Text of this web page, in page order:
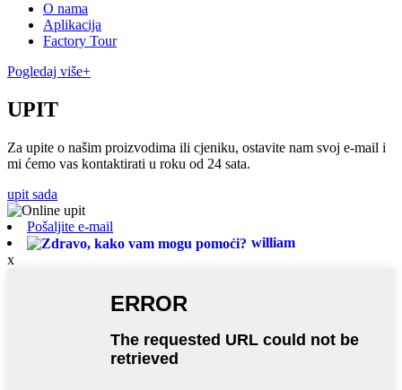
O nama
Aplikacija
Factory Tour
Pogledaj više+
UPIT
Za upite o našim proizvodima ili cjeniku, ostavite nam svoj e-mail i
mi ćemo vas kontaktirati u roku od 24 sata.
upit sada
Pošaljite e-mail
william
x